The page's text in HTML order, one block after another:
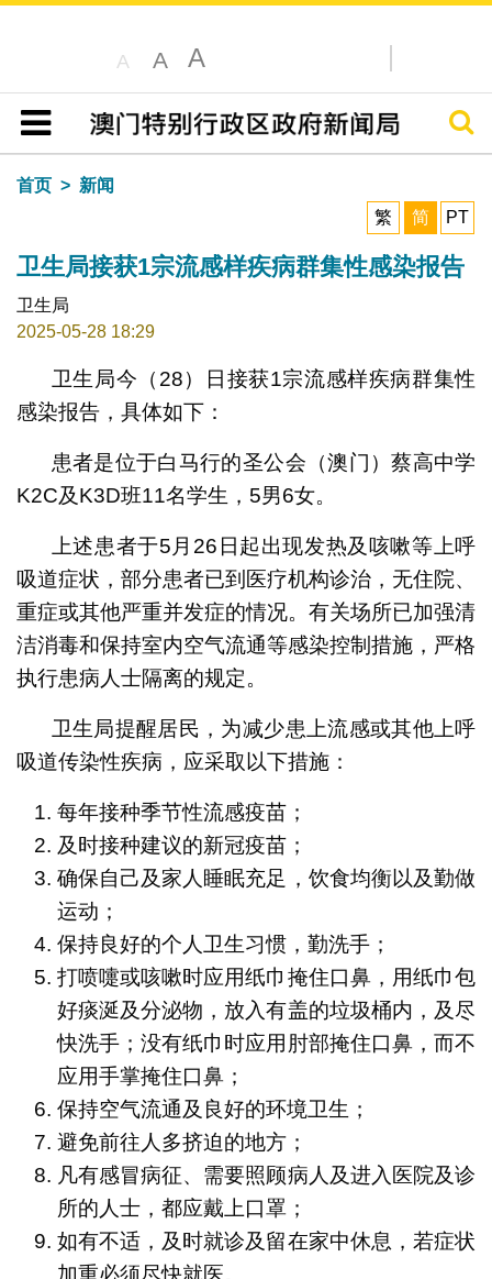
A A A
目录
搜寻
首页
新闻
繁
简 PT
卫生局接获1宗流感样疾病群集性感染报告
卫生局
2025-05-28 18:29
卫生局今（28）日接获1宗流感样疾病群集性
感染报告，具体如下：
患者是位于白马行的圣公会（澳门）蔡高中学
K2C及K3D班11名学生，5男6女。
上述患者于5月26日起出现发热及咳嗽等上呼
吸道症状，部分患者已到医疗机构诊治，无住院、
重症或其他严重并发症的情况。有关场所已加强清
洁消毒和保持室内空气流通等感染控制措施，严格
执行患病人士隔离的规定。
卫生局提醒居民，为减少患上流感或其他上呼
吸道传染性疾病，应采取以下措施：
每年接种季节性流感疫苗；
及时接种建议的新冠疫苗；
确保自己及家人睡眠充足，饮食均衡以及勤做
运动；
保持良好的个人卫生习惯，勤洗手；
打喷嚏或咳嗽时应用纸巾掩住口鼻，用纸巾包
好痰涎及分泌物，放入有盖的垃圾桶内，及尽
快洗手；没有纸巾时应用肘部掩住口鼻，而不
应用手掌掩住口鼻；
保持空气流通及良好的环境卫生；
避免前往人多挤迫的地方；
凡有感冒病征、需要照顾病人及进入医院及诊
所的人士，都应戴上口罩；
如有不适，及时就诊及留在家中休息，若症状
加重必须尽快就医。